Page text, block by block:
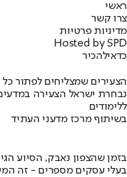
ראשי
צרו קשר
מדיניות פרטיות
Hosted by SPD
כדאילהכיר
הצעירים שמצליחים לפתור
נבחרת ישראל הצעירה
ללימודים
בשיתוף מרכז מדעני העתיד
בזמן שהצפון נאבק, הסיוע
בעלי עסקים מספרים - זה